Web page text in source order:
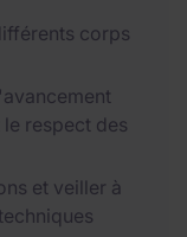
corps
respect des
et veiller à